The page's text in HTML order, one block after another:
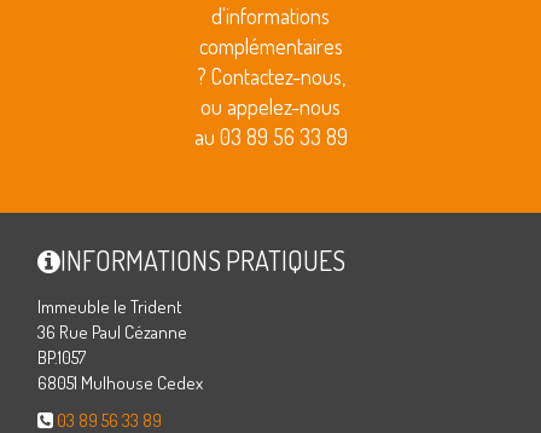
d'informations
complémentaires
? Contactez-nous,
ou appelez-nous
au 03 89 56 33 89
INFORMATIONS PRATIQUES
Immeuble le Trident
36 Rue Paul Cézanne
BP.1057
68051 Mulhouse Cedex
03 89 56 33 89